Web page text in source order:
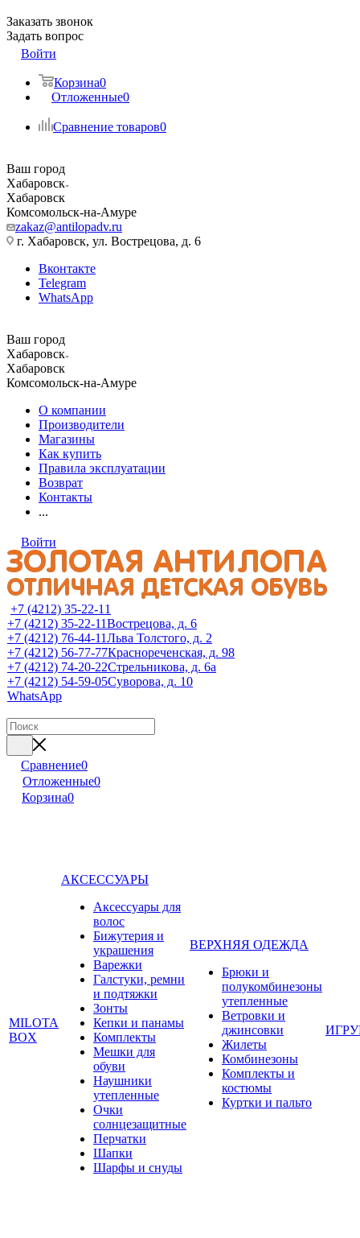
Заказать звонок
Задать вопрос
Войти
Корзина0
Отложенные0
Сравнение товаров0
Ваш город
Хабаровск
Хабаровск
Комсомольск-на-Амуре
zakaz@antilopadv.ru
г. Хабаровск, ул. Вострецова, д. 6
Вконтакте
Telegram
WhatsApp
Ваш город
Хабаровск
Хабаровск
Комсомольск-на-Амуре
О компании
Производители
Магазины
Как купить
Правила эксплуатации
Возврат
Контакты
...
Войти
+7 (4212) 35-22-11
+7 (4212) 35-22-11Вострецова, д. 6
+7 (4212) 76-44-11Льва Толстого, д. 2
+7 (4212) 56-77-77Краснореченская, д. 98
+7 (4212) 74-20-22Стрельникова, д. 6а
+7 (4212) 54-59-05Суворова, д. 10
WhatsApp
Сравнение0
Отложенные0
Корзина0
MILOTA
BOX
АКСЕССУАРЫ
Аксессуары для
волос
Бижутерия и
украшения
Варежки
Галстуки, ремни
и подтяжки
Зонты
Кепки и панамы
Комплекты
Мешки для
обуви
Наушники
утепленные
Очки
солнцезащитные
Перчатки
Шапки
Шарфы и снуды
ВЕРХНЯЯ ОДЕЖДА
Брюки и
полукомбинезоны
утепленные
Ветровки и
джинсовки
Жилеты
Комбинезоны
Комплекты и
костюмы
Куртки и пальто